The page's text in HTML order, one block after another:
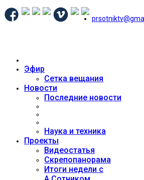
Эфир
Сетка вещания
Новости
Последние новости
Наука и техника
Проекты
Видеостатья
Скрепопанорама
Итоги недели с